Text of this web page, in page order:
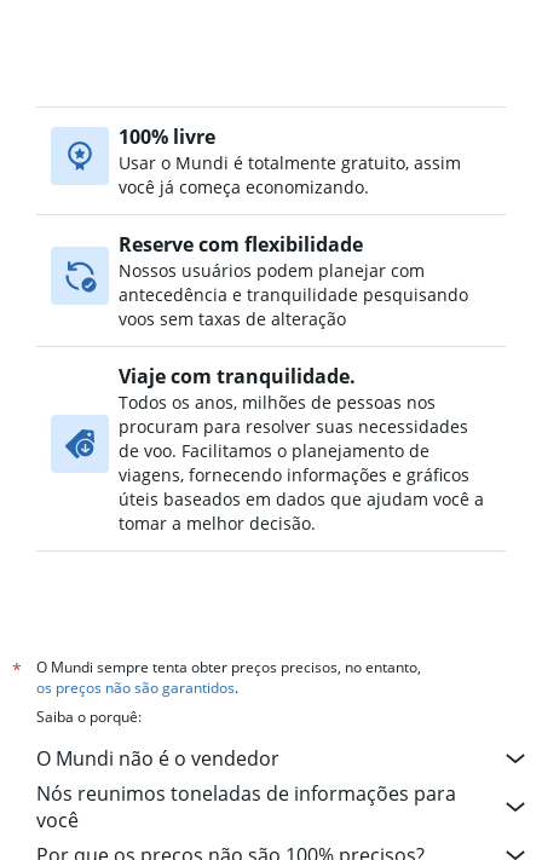
100% livre
Usar o Mundi é totalmente gratuito, assim
você já começa economizando.
Reserve com flexibilidade
Nossos usuários podem planejar com
antecedência e tranquilidade pesquisando
voos sem taxas de alteração
Viaje com tranquilidade.
Todos os anos, milhões de pessoas nos
procuram para resolver suas necessidades
de voo. Facilitamos o planejamento de
viagens, fornecendo informações e gráficos
úteis baseados em dados que ajudam você a
tomar a melhor decisão.
*
O Mundi sempre tenta obter preços precisos, no entanto,
os preços não são garantidos.
Saiba o porquê:
O Mundi não é o vendedor
Nós reunimos toneladas de informações para
você
Por que os preços não são 100% precisos?